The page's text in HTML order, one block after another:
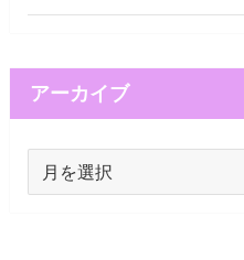
アーカイブ